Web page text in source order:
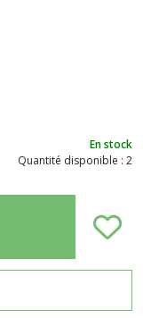
En stock
Quantité disponible : 2